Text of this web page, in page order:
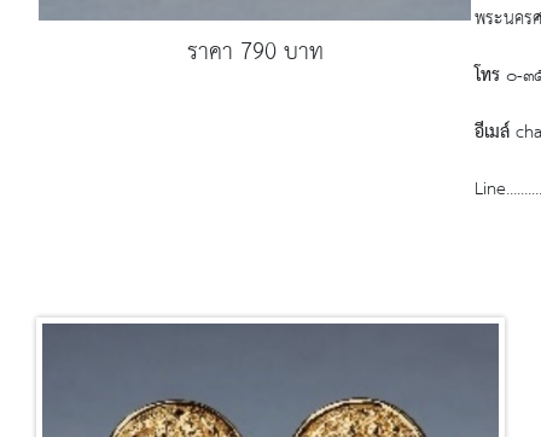
ราคา 790 บาท
พระนคร
โทร๐-๓
อีเมล์